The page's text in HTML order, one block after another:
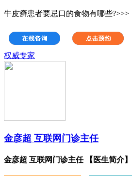
牛皮癣患者要忌口的食物有哪些?>>>
权威专家
金彦超 互联网门诊主任
金彦超 互联网门诊主任 【医生简介